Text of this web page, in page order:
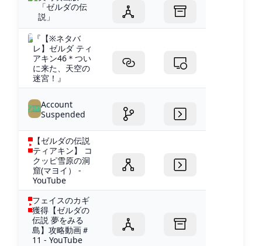
「ゼルダの伝
説」
『【※ネタバ
レ】ゼルダ ティ
アキン46＊つい
に来た、天空の
迷宮！』
Account
Suspended
【ゼルダの伝説
ティアキン】 コ
クッピ雪原の洞
窟(マヨイ） -
YouTube
フェイスのカギ
獲得【ゼルダの
伝説 夢をみる
島】攻略動画＃
11 - YouTube